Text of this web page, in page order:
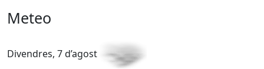
Meteo
Divendres, 7 d’agost